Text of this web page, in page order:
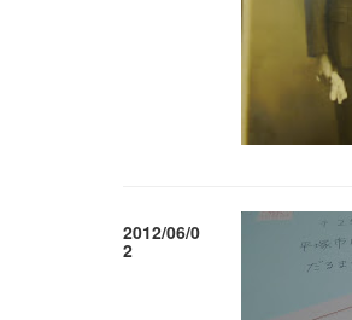
2012/06/0
2